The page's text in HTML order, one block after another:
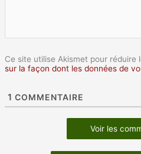
Ce site utilise Akismet pour réduire
sur la façon dont les données de
1 COMMENTAIRE
Voir les